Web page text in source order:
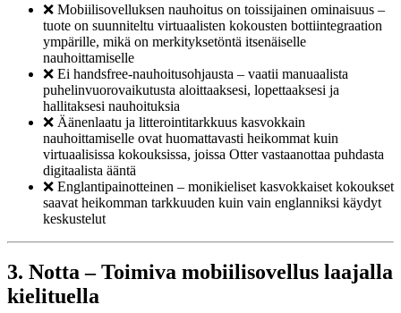
❌ Mobiilisovelluksen nauhoitus on toissijainen ominaisuus –
tuote on suunniteltu virtuaalisten kokousten bottiintegraation
ympärille, mikä on merkityksetöntä itsenäiselle
nauhoittamiselle
❌ Ei handsfree-nauhoitusohjausta – vaatii manuaalista
puhelinvuorovaikutusta aloittaaksesi, lopettaaksesi ja
hallitaksesi nauhoituksia
❌ Äänenlaatu ja litterointitarkkuus kasvokkain
nauhoittamiselle ovat huomattavasti heikommat kuin
virtuaalisissa kokouksissa, joissa Otter vastaanottaa puhdasta
digitaalista ääntä
❌ Englantipainotteinen – monikieliset kasvokkaiset kokoukset
saavat heikomman tarkkuuden kuin vain englanniksi käydyt
keskustelut
3. Notta – Toimiva mobiilisovellus laajalla
kielituella